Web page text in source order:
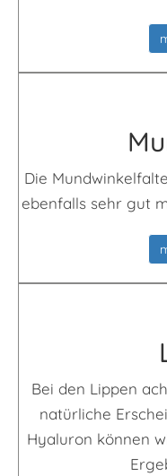
Die
ebenfalls sehr gut
Bei den Lippen
natürliche
Hyaluron können